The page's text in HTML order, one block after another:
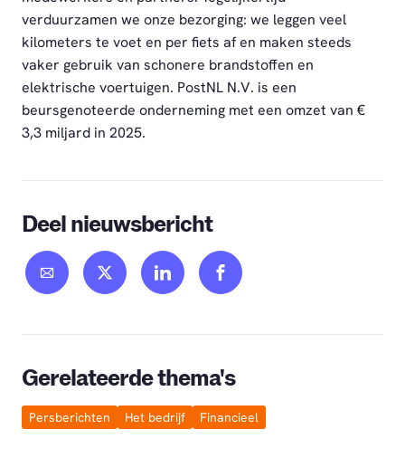
verduurzamen we onze bezorging: we leggen veel
kilometers te voet en per fiets af en maken steeds
vaker gebruik van schonere brandstoffen en
elektrische voertuigen. PostNL N.V. is een
beursgenoteerde onderneming met een omzet van €
3,3 miljard in 2025.
Deel nieuwsbericht
Gerelateerde thema's
Persberichten Het bedrijf Financieel